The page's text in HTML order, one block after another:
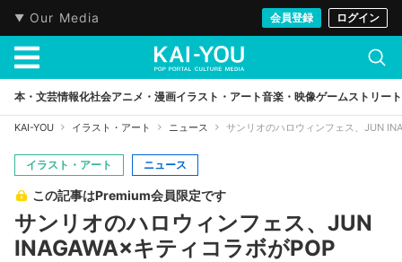
Our Media 会員登録 ログイン
本・文芸情報化社会アニメ・漫画イラスト・アート音楽・映像ゲームストリート
KAI-YOU イラスト・アート ニュース サンリオのハロウィンフェス、JUN
イラスト・アート ニュース
この記事はPremium会員限定です
サンリオのハロウィンフェス、JUN
INAGAWA×キティコラボがPOP